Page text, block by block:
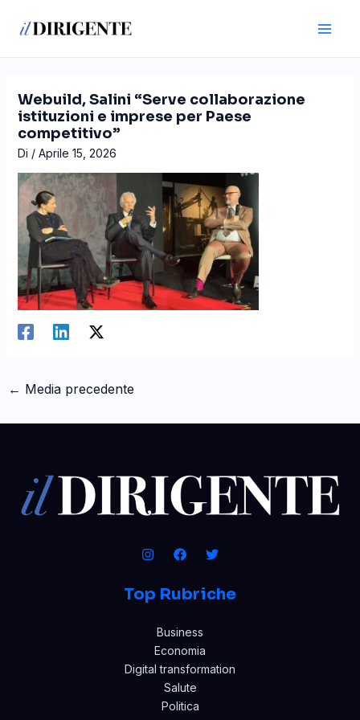
Webuild, Salini “Serve collaborazione
istituzioni e imprese per Paese
competitivo”
Di / Aprile 15, 2026
articoli
← Media precedente
Top Rubriche
Business
Economia
Digital transformation
Salute
Politica